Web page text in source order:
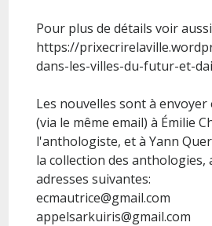
Pour plus de détails voir
https://
dans-les-villes-du-futur-et-
Les nouvelles sont à
(via le même email) à Émilie
l'anthologiste, et à Yann
la collection des anthologies,
adresses suivantes:
ecmautrice@gmail.com
appelsarkuiris@gmail.com